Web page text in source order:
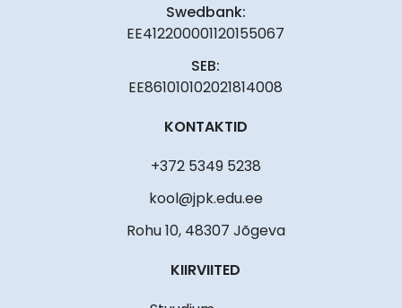
Swedbank:
EE412200001120155067
SEB:
EE861010102021814008
KONTAKTID
+372 5349 5238
kool@jpk.edu.ee
Rohu 10, 48307 Jõgeva
KIIRVIITED